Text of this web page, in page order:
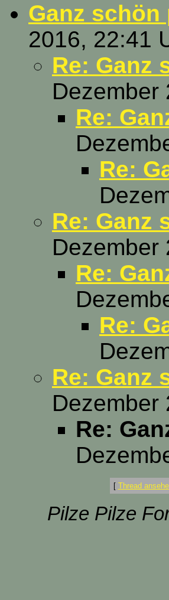
Ganz schön
2016, 22:41
Re: Ganz
Dezember
Re:
Re:
Re: Ganz
Dezember
Re:
Re:
Re: Ganz
Dezember
Re:
[ Thread
Pilze Pilze